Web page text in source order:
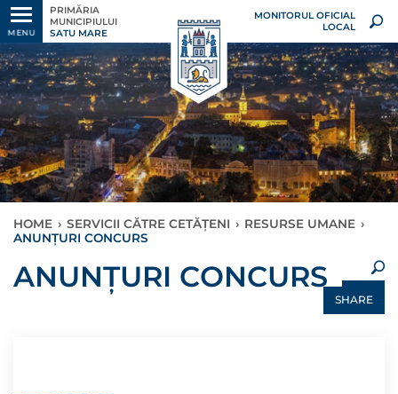
MENU
PRIMĂRIA
MUNICIPIULUI
SATU MARE
MONITORUL OFICIAL
LOCAL
HOME › SERVICII CĂTRE CETĂȚENI › RESURSE UMANE ›
ANUNȚURI CONCURS
×
ANUNȚURI CONCURS
SHARE